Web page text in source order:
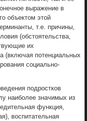
выражение в
объектом этой
т.е. причины,
(обстоятельства,
их
(включая потенциальных
социально-
подростков
наиболее значимых из
функция,
воспитательная